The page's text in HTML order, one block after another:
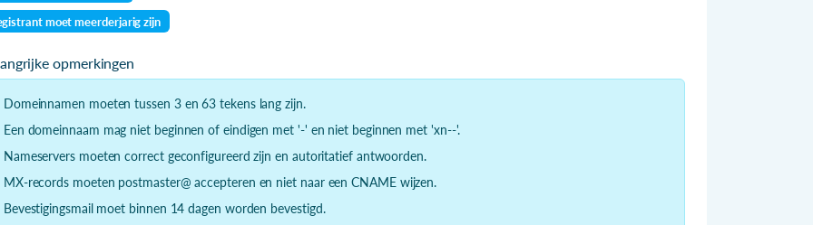
moet meerderjarig zijn
opmerkingen
Domeinnamen moeten tussen 3 en 63 tekens lang zijn.
Een domeinnaam mag niet beginnen of eindigen met '-' en niet beginnen met 'xn--'.
Nameservers moeten correct geconfigureerd zijn en autoritatief antwoorden.
MX-records moeten postmaster@ accepteren en niet naar een CNAME wijzen.
Bevestigingsmail moet binnen 14 dagen worden bevestigd.